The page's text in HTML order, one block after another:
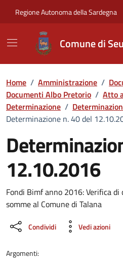
Regione Autonoma della Sardegna
Comune di
Home / Amministrazione /
Documenti Albo Pretorio / Atto
Determinazione /
Determinazione n. 40 del
12.10.2016
Dettaglio del documento
Fondi Bimf anno 2016: Verifica
somme al Comune di Talana
Condividi Vedi azioni
Argomenti: